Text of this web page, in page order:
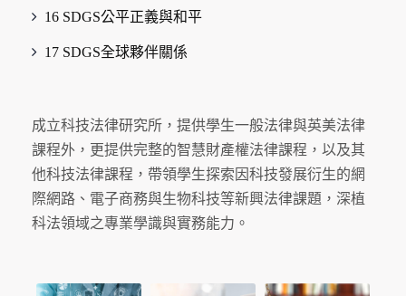
16 SDGS公平正義與和平
17 SDGS全球夥伴關係
成立科技法律研究所，提供學生一般法律與英美法律
課程外，更提供完整的智慧財產權法律課程，以及其
他科技法律課程，帶領學生探索因科技發展衍生的網
際網路、電子商務與生物科技等新興法律課題，深植
科法領域之專業學識與實務能力。